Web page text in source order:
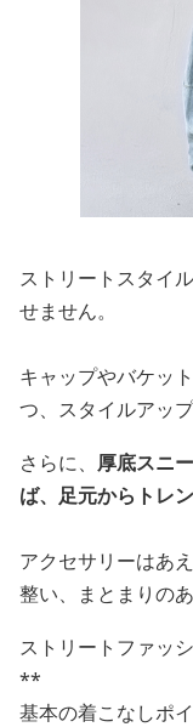
ストリートスタイ
せません。
キャップやバケッ
つ、スタイルアッ
さらに、 厚底スニ
ば、足元からトレ
アクセサリーはあ
整い、まとまりの
ストリートファッ
**
基本の着こなしポ